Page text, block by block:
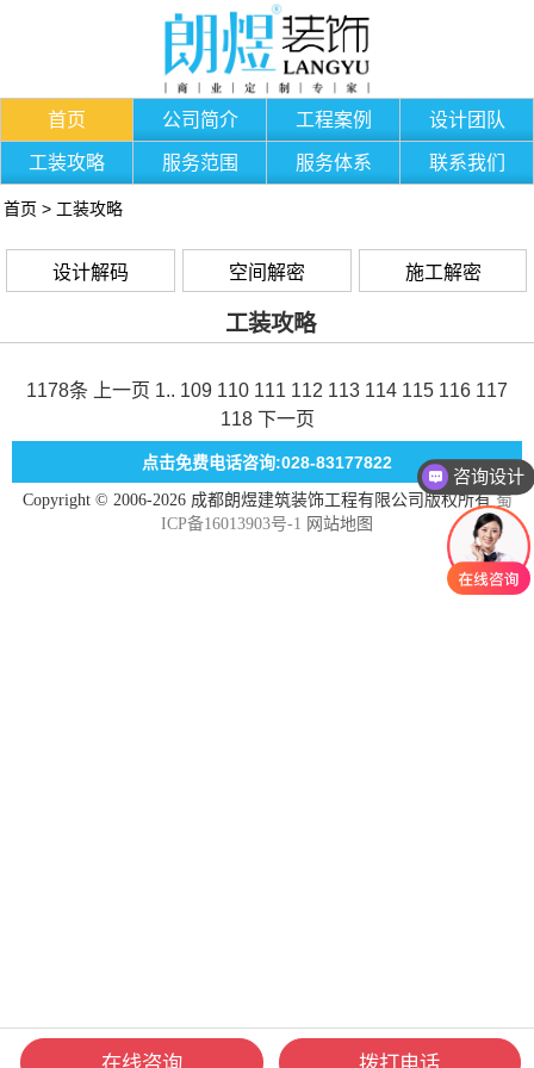
首页 公司简介 工程案例 设计团队
工装攻略 服务范围 服务体系 联系我们
首页 > 工装攻略
设计解码 空间解密 施工解密
工装攻略
1178条 上一页 1.. 109 110 111 112 113 114 115 116 117
118 下一页
点击免费电话咨询:028-83177822
Copyright © 2006-2026 成都朗煜建筑装饰工程有限公司版权所有蜀
ICP备16013903号-1 网站地图
咨询设计
在线咨询 拨打电话